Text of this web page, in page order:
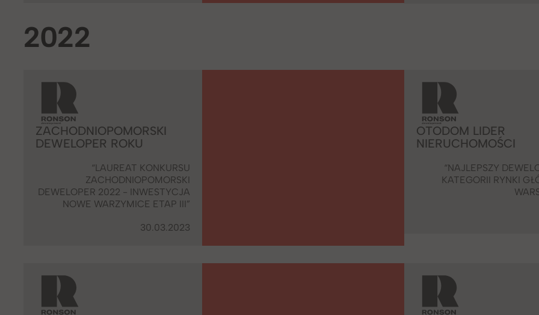
2022
ZACHODNIOPOMORSKI
DEWELOPER ROKU
“LAUREAT KONKURSU
ZACHODNIOPOMORSKI
DEWELOPER 2022 - INWESTYCJA
NOWE WARZYMICE ETAP III”
30.03.2023
OTODOM LIDER
NIERUCHOMOŚCI
“NAJLEPSZY
KATEGORII RYNKI